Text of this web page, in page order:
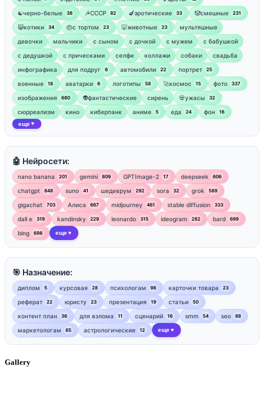
☯︎черно-белые 38 ☭СССР 82 🍆эротические 33 🤡смешные 231
😸котики 34 🎂с тортом 23 🐷животные 23
мультяшные
девочки
мальчики с сыном с дочкой с мужем
с бабушкой
с дедушкой
с прическами селфи коллажи собаки
свадьба
инфографика
для подруг 6 автомобили 22 портрет 25
военные 18 аватарки 6 логотипы 58 🚀космос 15 фото 337
изображения 680 👽фантастические сирень 💀ужасы 32
сюрреализм кино киберпанк аниме 5 еда 24 фон 16
еще ▼
🤖 Нейросети:
nano banana 201 gemini 809 GPTImage-2 17 deepseek 606
chatgpt 848 suno 41 шедеврум 292 sora 32 grok 589
gigachat 703 Алиса 667 midjourney 461 stable diffusion 333
dall e 319 kandinsky 229 leonardo 315 ideogram 282 bard 699
bing 698 еще ▼
🎯 Назначение:
диплом 5 курсовая 28 психологам 98 карточки товара 23
реферат 22 юристу 23 презентация 19 статьи 50
контент план 36 для взлома 11 сценарий 16 smm 54 seo 88
маркетологам 85 астрологические 12 еще ▼
Gallery